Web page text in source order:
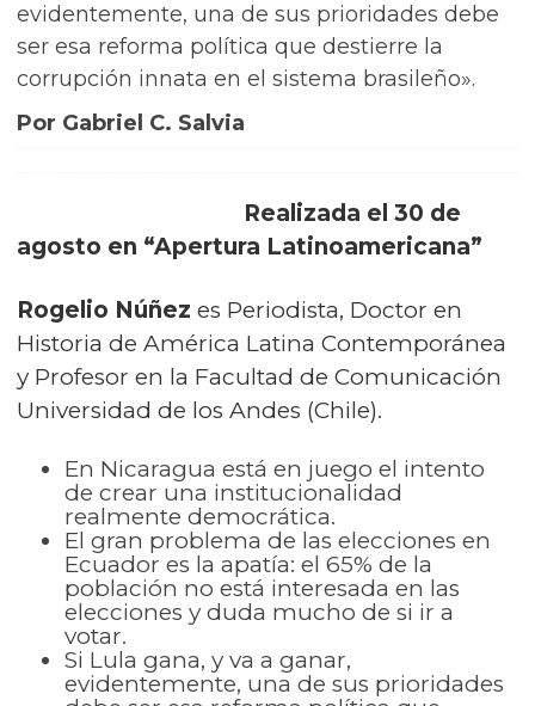
evidentemente, una de sus prioridades debe
ser esa reforma política que destierre la
corrupción innata en el sistema brasileño».
Por Gabriel C. Salvia
Realizada el 30 de
agosto en “Apertura Latinoamericana”
Rogelio Núñez es Periodista, Doctor en
Historia de América Latina Contemporánea
y Profesor en la Facultad de Comunicación
Universidad de los Andes (Chile).
En Nicaragua está en juego el intento
de crear una institucionalidad
realmente democrática.
El gran problema de las elecciones en
Ecuador es la apatía: el 65% de la
población no está interesada en las
elecciones y duda mucho de si ir a
votar.
Si Lula gana, y va a ganar,
evidentemente, una de sus prioridades